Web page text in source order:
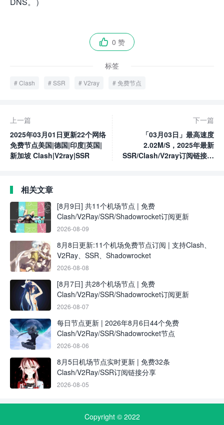
 0 赞
标签
Clash SSR V2ray 免费节点
上一篇
2025年03月01日更新22个网络
免费节点美国|德国|印度|英国|
新加坡 Clash|V2ray|SSR
下一篇
「03月03日」最高速度
2.02M/S，2025年最新
SSR/Clash/V2ray订阅链接高
相关文章
[8月9日] 共11个机场节点 | 免费
Clash/V2Ray/SSR/Shadowrocket订阅更新
2026-08-09
8月8日更新:11个机场免费节点订阅 | 支持Clash、
V2Ray、SSR、Shadowrocket
2026-08-08
[8月7日] 共28个机场节点 | 免费
Clash/V2Ray/SSR/Shadowrocket订阅更新
2026-08-07
每日节点更新 | 2026年8月6日44个免费
Clash/V2Ray/SSR/Shadowrocket节点
2026-08-06
8月5日机场节点实时更新 | 免费32条
Clash/V2Ray/SSR订阅链接分享
2026-08-05
Copyright © 2022